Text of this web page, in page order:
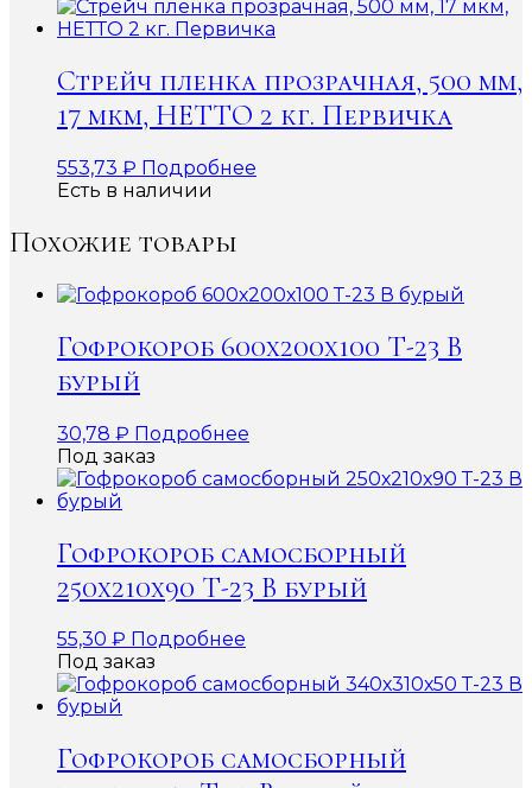
Стрейч пленка прозрачная, 500 мм,
17 мкм, НЕТТО 2 кг. Первичка
553,73 ₽ Подробнее
Есть в наличии
Похожие товары
Гофрокороб 600х200х100 Т-23 В
бурый
30,78 ₽ Подробнее
Под заказ
Гофрокороб самосборный
250х210х90 Т-23 В бурый
55,30 ₽ Подробнее
Под заказ
Гофрокороб самосборный